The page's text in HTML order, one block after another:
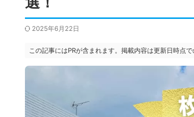
2025年6月22日
この記事にはPRが含まれます。掲載内容は更新日時点